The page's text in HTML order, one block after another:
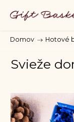
Domov / Hotové
Svieže